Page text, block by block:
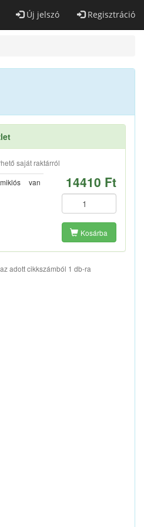
Új jelszó Regisztráció
saját raktárról
van 14410 Ft
Kosárba
adott cikkszámból 1 db-ra